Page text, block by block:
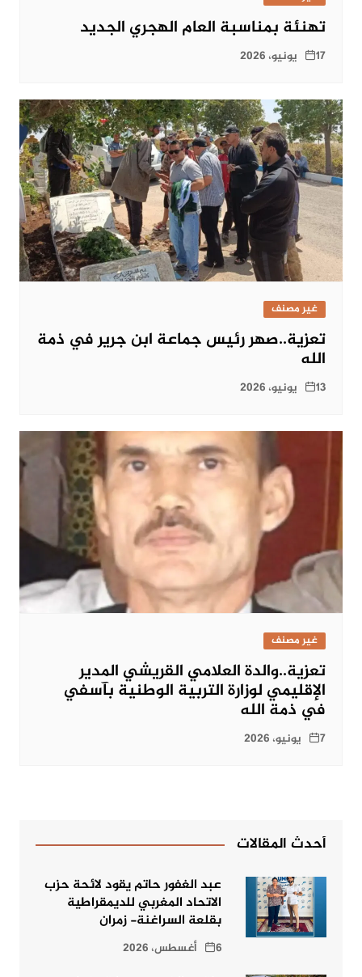
تهنئة بمناسبة العام الهجري الجديد
17 يونيو، 2026
غير مصنف
تعزية..صهر رئيس جماعة ابن جرير في ذمة
الله
13 يونيو، 2026
غير مصنف
تعزية..والدة العلامي القريشي المدير
الإقليمي لوزارة التربية الوطنية بآسفي
في ذمة الله
7 يونيو، 2026
أحدث المقالات
عبد الغفور حاتم يقود لائحة حزب
الاتحاد المغربي للديمقراطية
بقلعة السراغنة- زمران
6 أغسطس، 2026